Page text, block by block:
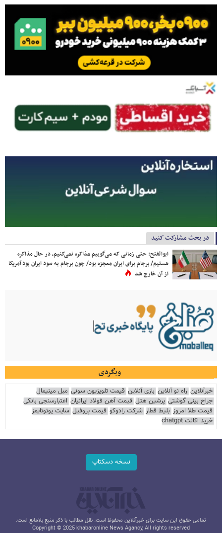
در بحث مشارکت کنید
ابوالفتح: حتی زمانی که می‌گوییم مذاکره نمی‌کنیم، در حال مذاکره
هستیم/ برجام برای ایران معجزه بود/ چون برجام به سود ایران بود آمریکا
از آن خارج شد
وبگردی
خبرآنلاین راه نو آنلاین بازی آنلاین قیمت تلویزیون سونی مبل مینیمال
جراح بینی گوشتی پرشین هتل قیمت آهن فولاد ایرانیان اعتبارسنجی بانکی
قیمت طلا امروز بلیط قطار شرکت رادوکو قیمت پروفیل سایت یوتوتایمز
خرید اکانت chatgpt
نسخه دسکتاپ
تمامی حقوق این سایت برای خبرآنلاین محفوظ است. نقل مطالب با ذکر منبع بلامانع است.
Copyright © 2025 khabaronline News Agancy, All rights reserved